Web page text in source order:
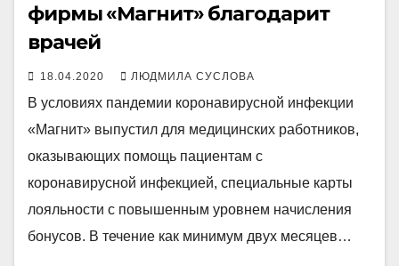
фирмы «Магнит» благодарит
врачей
18.04.2020 ЛЮДМИЛА СУСЛОВА
В условиях пандемии коронавирусной инфекции
«Магнит» выпустил для медицинских работников,
оказывающих помощь пациентам с
коронавирусной инфекцией, специальные карты
лояльности с повышенным уровнем начисления
бонусов. В течение как минимум двух месяцев…